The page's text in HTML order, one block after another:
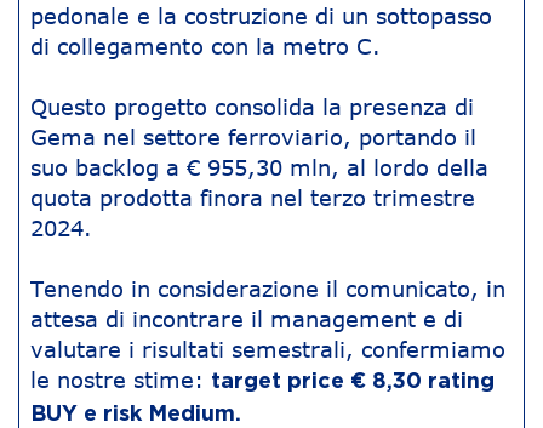
pedonale e la costruzione di un sottopasso
di collegamento con la metro C.
Questo progetto consolida la presenza di
Gema nel settore ferroviario, portando il
suo backlog a € 955,30 mln, al lordo della
quota prodotta finora nel terzo trimestre
2024.
Tenendo in considerazione il comunicato, in
attesa di incontrare il management e di
valutare i risultati semestrali, confermiamo
le nostre stime: target price € 8,30 rating
BUY e risk Medium.